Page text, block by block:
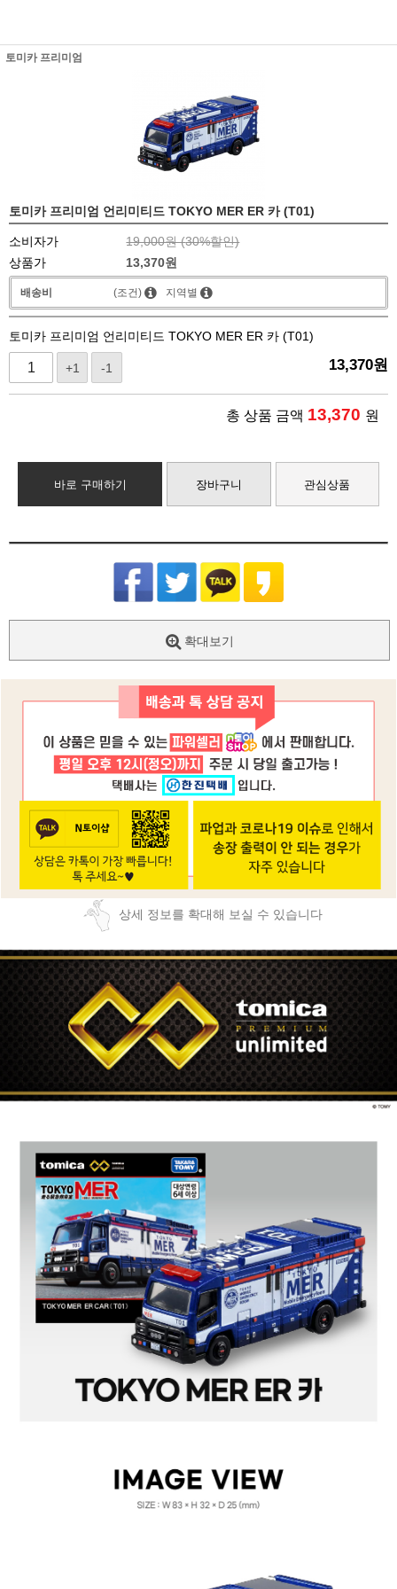
토미카 프리미엄
토미카 프리미엄 언리미티드 TOKYO MER ER 카 (T01)
소비자가 19,000원 (30%할인)
상품가
13,370원
배송비 (조건) 지역별
토미카 프리미엄 언리미티드 TOKYO MER ER 카 (T01)
+1 -1 13,370원
총 상품 금액 13,370 원
바로 구매하기 장바구니 관심상품
확대보기
상세 정보를 확대해 보실 수 있습니다